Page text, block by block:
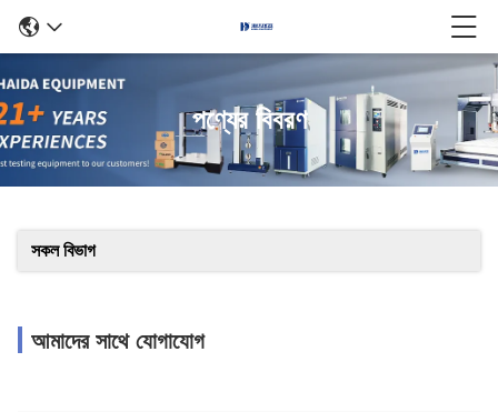
পণ্যের বিবরণ
সকল বিভাগ
আমাদের সাথে যোগাযোগ